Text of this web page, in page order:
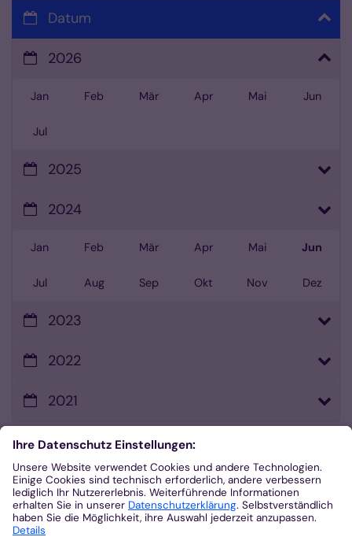
Datum
2026
Jan Feb Mär Apr Mai Jun
Jul
2025
2024
Jan Feb Mär Apr Mai Jun
Jul Aug Sep Okt Nov Dez
2023
2022
2021
Kontakt
Bischöfliches Generalvikariat Aachen
Besuchsadresse